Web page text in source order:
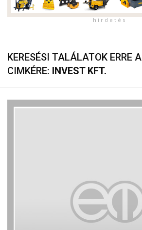
h i r d e t é s
KERESÉSI TALÁLATOK ERRE A
CIMKÉRE: INVEST KFT.